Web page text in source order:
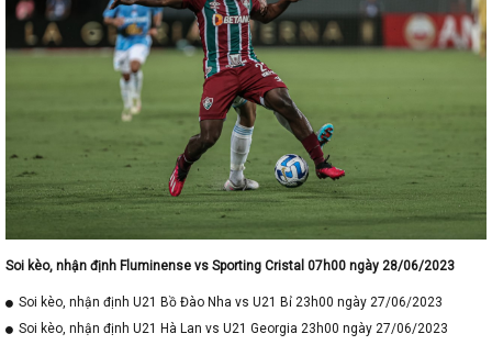
Soi kèo, nhận định Fluminense vs Sporting Cristal 07h00 ngày 28/06/2023
Soi kèo, nhận định U21 Bồ Đào Nha vs U21 Bỉ 23h00 ngày 27/06/2023
Soi kèo, nhận định U21 Hà Lan vs U21 Georgia 23h00 ngày 27/06/2023